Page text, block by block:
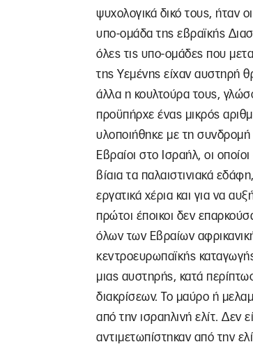
ψυχολογικά δικό τους, ήταν
υπο-ομάδα της εβραϊκής
όλες τις υπο-ομάδες που
της Υεμένης είχαν αυστηρή
άλλα η κουλτούρα τους,
προϋπήρχε ένας μικρός
υλοποιήθηκε με τη
Εβραίοι στο Ισραήλ, οι
βίαια τα παλαιστινιακά
εργατικά χέρια και για να
πρώτοι έποικοι δεν
όλων των Εβραίων
κεντροευρωπαϊκής
μιας αυστηρής, κατά
διακρίσεων. Το μαύρο ή
από την ισραηλινή ελίτ. Δεν
αντιμετωπίστηκαν από την